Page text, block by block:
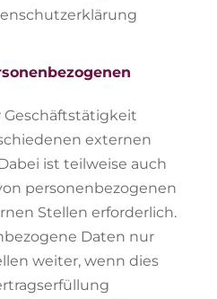
Geschäftstätigkeit
externen
ist teilweise auch
personenbezogenen
Stellen erforderlich.
Daten nur
weiter, wenn dies